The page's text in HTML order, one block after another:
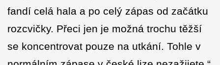
fandí celá hala a po celý zápas od začátku
rozcvičky. Přeci jen je možná trochu těžší
se koncentrovat pouze na utkání. Tohle v